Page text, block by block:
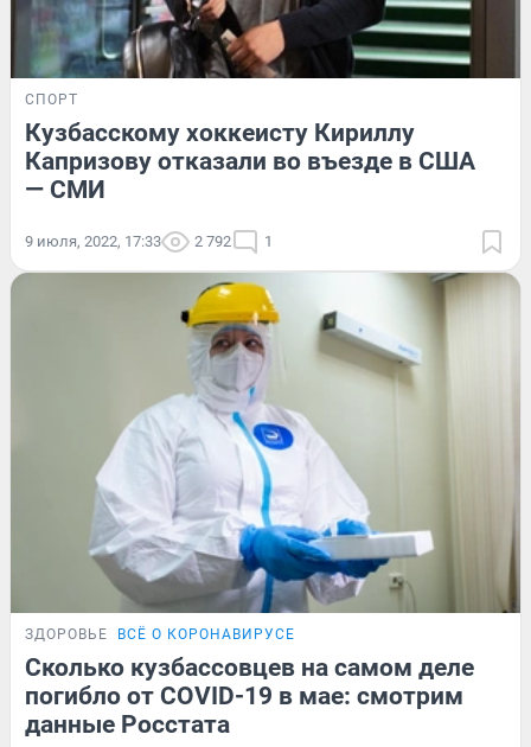
СПОРТ
Кузбасскому хоккеисту Кириллу
Капризову отказали во въезде в США
— СМИ
9 июля, 2022, 17:33 2 792 1
ЗДОРОВЬЕ ВСЁ О КОРОНАВИРУСЕ
Сколько кузбассовцев на самом деле
погибло от COVID-19 в мае: смотрим
данные Росстата